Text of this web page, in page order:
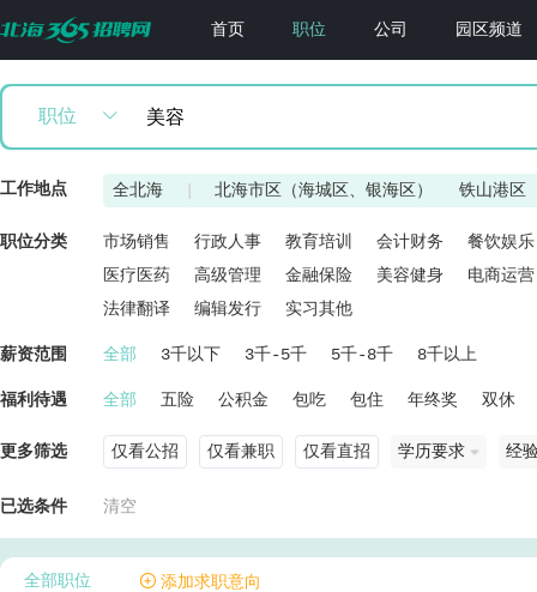
首页 职位 公司 园区频道
职位
工作地点 全北海 北海市区（海城区、银海区） 铁山港区
职位分类 市场销售 行政人事 教育培训 会计财务
餐饮娱乐
医疗医药
高级管理 金融保险 美容健身
电商运营
法律翻译
编辑发行 实习其他
薪资范围 全部 3千以下 3千-5千 5千-8千 8千以上
福利待遇 全部 五险 公积金 包吃 包住 年终奖 双休
更多筛选 仅看公招 仅看兼职 仅看直招 学历要求 经
已选条件 清空
全部职位  添加求职意向